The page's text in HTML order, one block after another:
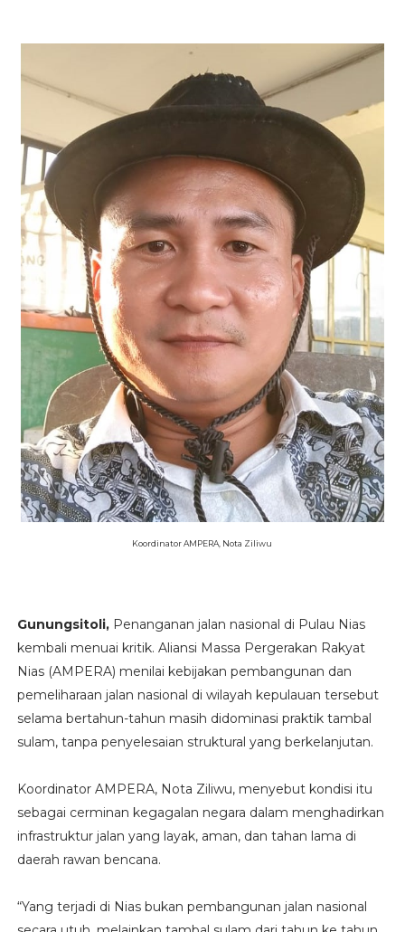
Koordinator AMPERA, Nota Ziliwu
Gunungsitoli,Penanganan jalan nasional di Pulau Nias
kembali menuai kritik. Aliansi Massa Pergerakan Rakyat
Nias (AMPERA) menilai kebijakan pembangunan dan
pemeliharaan jalan nasional di wilayah kepulauan tersebut
selama bertahun-tahun masih didominasi praktik tambal
sulam, tanpa penyelesaian struktural yang berkelanjutan.
Koordinator AMPERA, Nota Ziliwu, menyebut kondisi itu
sebagai cerminan kegagalan negara dalam menghadirkan
infrastruktur jalan yang layak, aman, dan tahan lama di
daerah rawan bencana.
“Yang terjadi di Nias bukan pembangunan jalan nasional